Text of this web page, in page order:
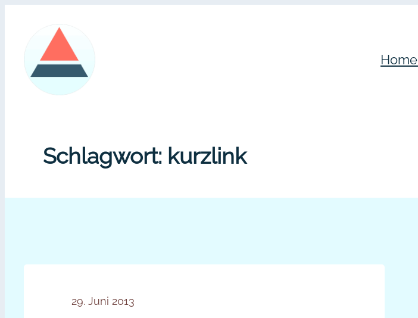
springen
Home
Schlagwort: kurzlink
29. Juni 2013